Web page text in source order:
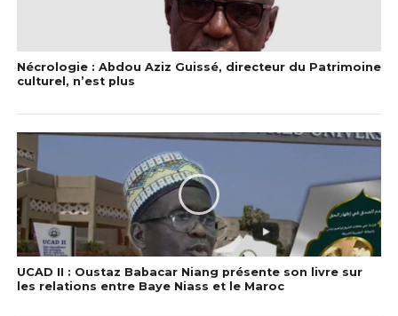
Nécrologie : Abdou Aziz Guissé, directeur du Patrimoine
culturel, n’est plus
UCAD II : Oustaz Babacar Niang présente son livre sur
les relations entre Baye Niass et le Maroc